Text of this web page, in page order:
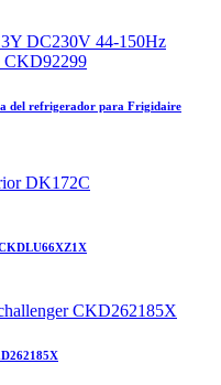
del refrigerador para Frigidaire